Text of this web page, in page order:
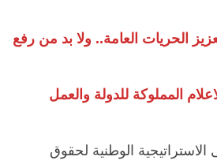
الحريات العامة.. ولا بد من رفع
المملوكة للدولة والعمل
الوطنية لحقوق